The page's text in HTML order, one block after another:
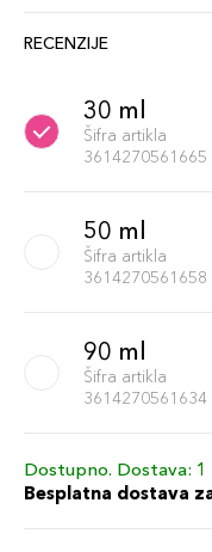
RECENZIJE
30 ml
Šifra artikla
3614270561665
50 ml
Šifra artikla
3614270561658
90 ml
Šifra artikla
3614270561634
Dostupno. Dostava:
Besplatna dostava